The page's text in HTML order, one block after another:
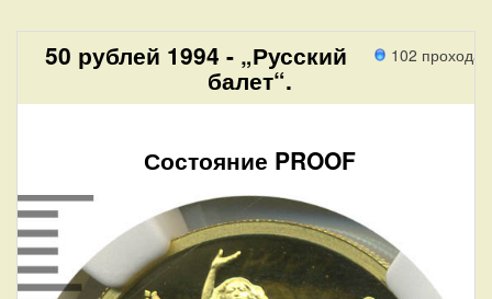
102 прохода
50 рублей 1994 - „Русский
балет“.
Состояние PROOF